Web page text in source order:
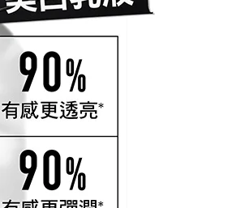
90%
有感更透亮
90%